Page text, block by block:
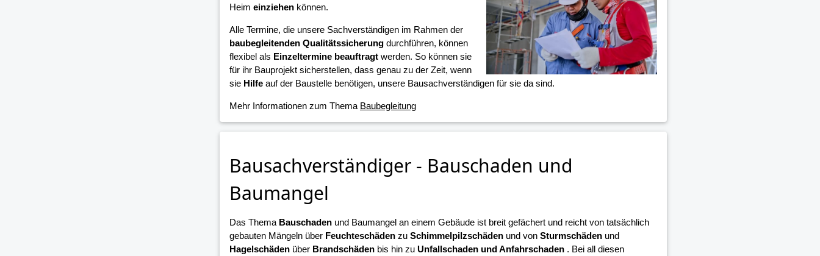
Heim einziehenkönnen.
Alle Termine, die unsere Sachverständigen im Rahmen der
baubegleitenden Qualitätssicherungdurchführen, können
flexibel als Einzeltermine beauftragtwerden. So können sie
für ihr Bauprojekt sicherstellen, dass genau zu der Zeit, wenn
sie Hilfeauf der Baustelle benötigen, unsere Bausachverständigen für sie da sind.
Mehr Informationen zum Thema Baubegleitung
Bausachverständiger - Bauschaden und
Baumangel
Das Thema Bauschadenund Baumangel an einem Gebäude ist breit gefächert und reicht von tatsächlich
gebauten Mängeln über Feuchteschädenzu Schimmelpilzschädenund von Sturmschädenund
Hagelschädenüber Brandschädenbis hin zu Unfallschaden und Anfahrschaden. Bei all diesen